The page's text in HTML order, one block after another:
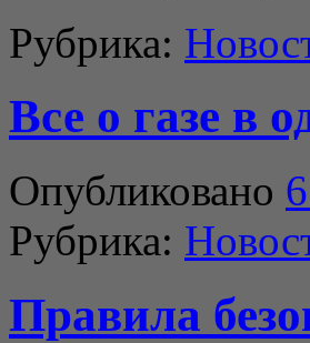
Рубрика:
Все о газе в
Опубликовано
Рубрика:
Правила